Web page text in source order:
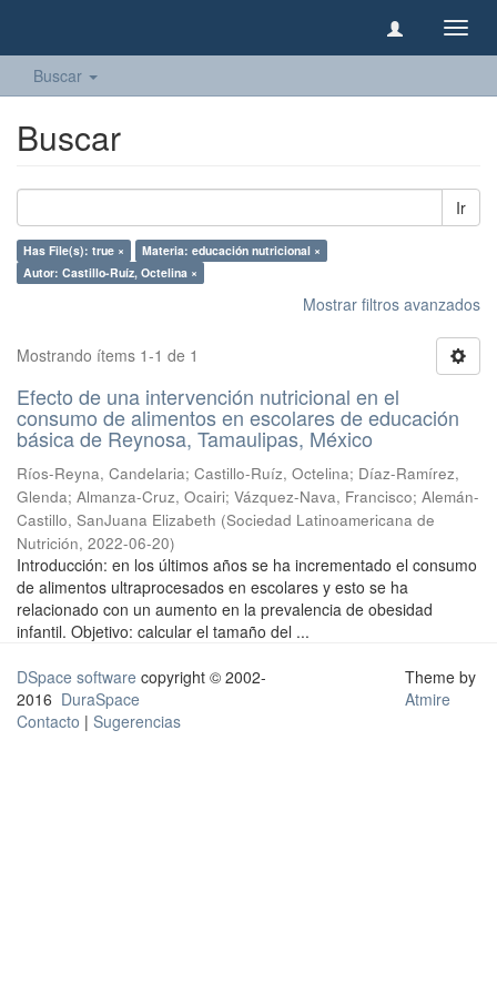
Buscar
Buscar
Ir
Has File(s): true ×
Materia: educación nutricional ×
Autor: Castillo-Ruíz, Octelina ×
Mostrar filtros avanzados
Mostrando ítems 1-1 de 1
Efecto de una intervención nutricional en el
consumo de alimentos en escolares de educación
básica de Reynosa, Tamaulipas, México
Ríos-Reyna, Candelaria; Castillo-Ruíz, Octelina; Díaz-Ramírez,
Glenda; Almanza-Cruz, Ocairi; Vázquez-Nava, Francisco; Alemán-
Castillo, SanJuana Elizabeth (Sociedad Latinoamericana de
Nutrición, 2022-06-20)
Introducción: en los últimos años se ha incrementado el consumo
de alimentos ultraprocesados en escolares y esto se ha
relacionado con un aumento en la prevalencia de obesidad
infantil. Objetivo: calcular el tamaño del ...
DSpace software copyright © 2002-
2016 DuraSpace
Contacto | Sugerencias
Theme by
Atmire